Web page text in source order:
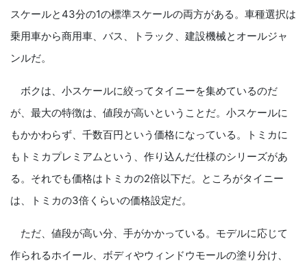
スケールと43分の1の標準スケールの両方がある。車種選択は
乗用車から商用車、バス、トラック、建設機械とオールジャ
ンルだ。
ボクは、小スケールに絞ってタイニーを集めているのだ
が、最大の特徴は、値段が高いということだ。小スケールに
もかかわらず、千数百円という価格になっている。トミカに
もトミカプレミアムという、作り込んだ仕様のシリーズがあ
る。それでも価格はトミカの2倍以下だ。ところがタイニー
は、トミカの3倍くらいの価格設定だ。
ただ、値段が高い分、手がかかっている。モデルに応じて
作られるホイール、ボディやウィンドウモールの塗り分け、